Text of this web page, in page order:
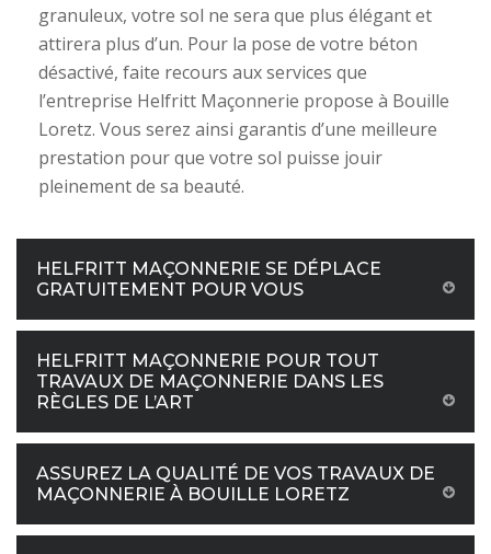
granuleux, votre sol ne sera que plus élégant et
attirera plus d’un. Pour la pose de votre béton
désactivé, faite recours aux services que
l’entreprise Helfritt Maçonnerie propose à Bouille
Loretz. Vous serez ainsi garantis d’une meilleure
prestation pour que votre sol puisse jouir
pleinement de sa beauté.
HELFRITT MAÇONNERIE SE DÉPLACE
GRATUITEMENT POUR VOUS
HELFRITT MAÇONNERIE POUR TOUT
TRAVAUX DE MAÇONNERIE DANS LES
RÈGLES DE L’ART
ASSUREZ LA QUALITÉ DE VOS TRAVAUX DE
MAÇONNERIE À BOUILLE LORETZ